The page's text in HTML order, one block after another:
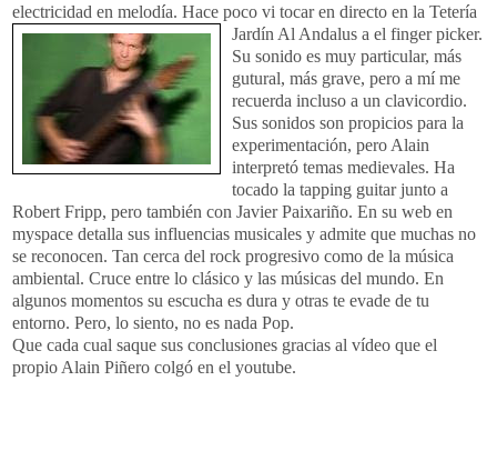
electricidad en melodía. Hace poco vi tocar en directo en la Tetería
Jardín Al Andalus a el finger picker.
Su sonido es muy particular, más
gutural, más grave, pero a mí me
recuerda incluso a un clavicordio.
Sus sonidos son propicios para la
experimentación, pero Alain
interpretó temas medievales. Ha
tocado la tapping guitar junto a
Robert Fripp, pero también con Javier Paixariño. En su web en
myspace detalla sus influencias musicales y admite que muchas no
se reconocen. Tan cerca del rock progresivo como de la música
ambiental. Cruce entre lo clásico y las músicas del mundo. En
algunos momentos su escucha es dura y otras te evade de tu
entorno. Pero, lo siento, no es nada Pop.
Que cada cual saque sus conclusiones gracias al vídeo que el
propio Alain Piñero colgó en el youtube.